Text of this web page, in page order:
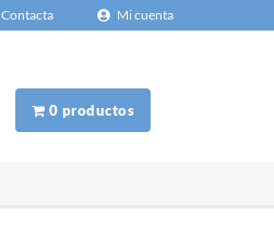
Contacta Mi cuenta
0 productos